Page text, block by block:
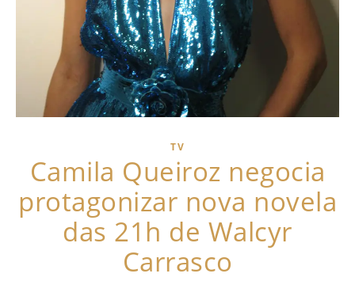
TV
Camila Queiroz negocia
protagonizar nova novela
das 21h de Walcyr
Carrasco